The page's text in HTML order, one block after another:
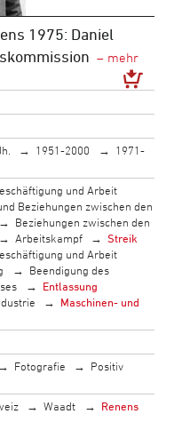
1975: Daniel
1951-2000
1971-
und Arbeit
Beziehungen zwischen den
Beziehungen zwischen den
Arbeitskampf
Streik
und Arbeit
Beendigung des
Entlassung
Maschinen- und
Fotografie
Positiv
Waadt
Renens